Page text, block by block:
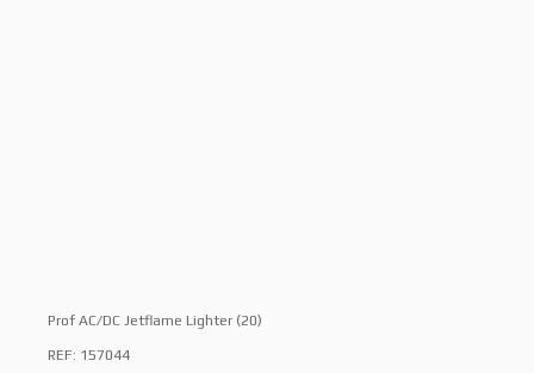
Prof AC/DC Jetflame Lighter (20)
REF: 157044